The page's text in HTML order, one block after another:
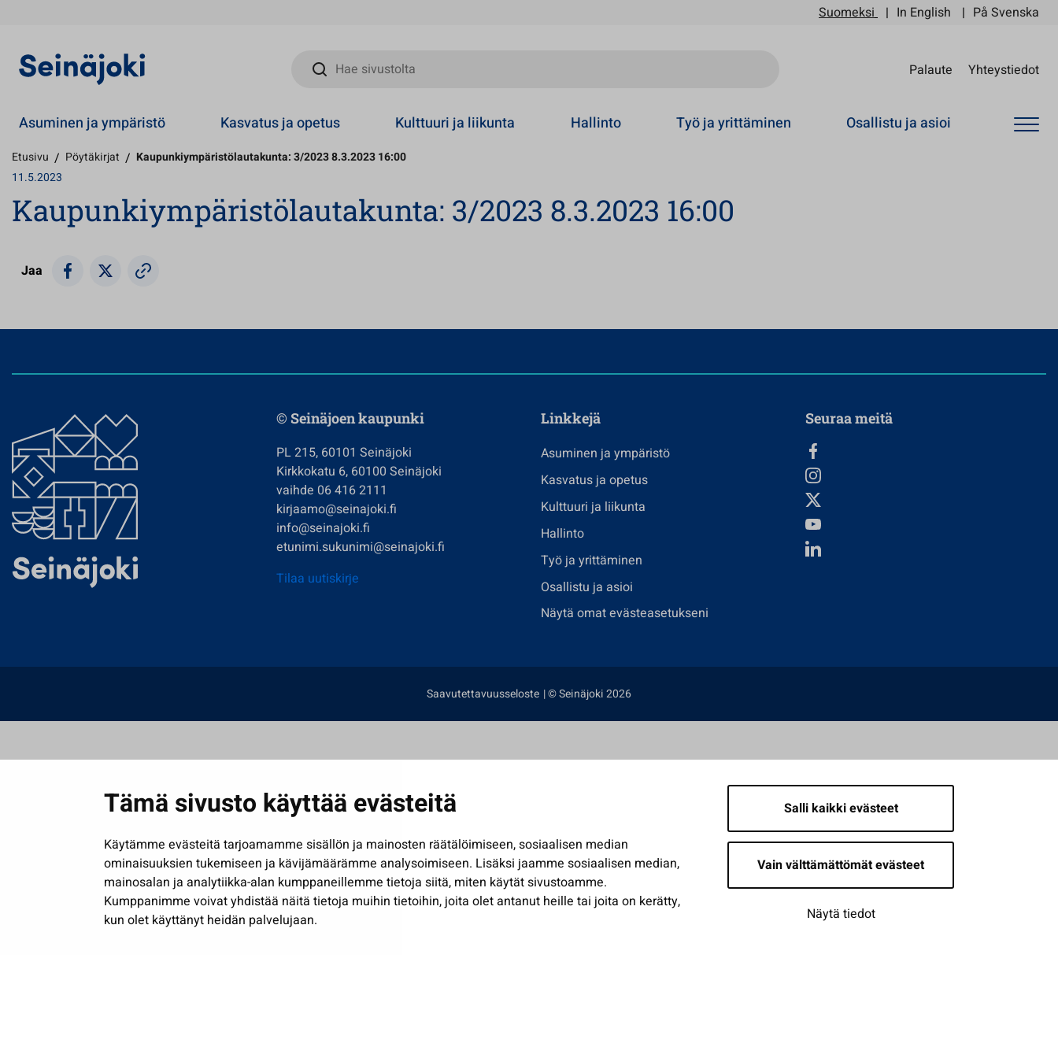
Tämä sivusto käyttää evästeitä
Käytämme evästeitä tarjoamamme sisällön ja mainosten räätälöimiseen, sosiaalisen median
ominaisuuksien tukemiseen ja kävijämäärämme analysoimiseen. Lisäksi jaamme sosiaalisen median,
mainosalan ja analytiikka-alan kumppaneillemme tietoja siitä, miten käytät sivustoamme.
Kumppanimme voivat yhdistää näitä tietoja muihin tietoihin, joita olet antanut heille tai joita on kerätty,
kun olet käyttänyt heidän palvelujaan.
Salli kaikki evästeet
Vain välttämättömät evästeet
Näytä tiedot
Suomeksi In English På Svenska
Hae sivustolta
Palaute Yhteystiedot
Asuminen ja ympäristö Kasvatus ja opetus Kulttuuri ja liikunta Hallinto Työ ja yrittäminen Osallistu ja asioi
Etusivu / Pöytäkirjat / Kaupunkiympäristölautakunta: 3/2023 8.3.2023 16:00
11.5.2023
Kaupunkiympäristölautakunta: 3/2023 8.3.2023 16:00
Jaa
© Seinäjoen kaupunki
PL 215, 60101 Seinäjoki
Kirkkokatu 6, 60100 Seinäjoki
vaihde 06 416 2111
kirjaamo@seinajoki.fi
info@seinajoki.fi
etunimi.sukunimi@seinajoki.fi
Tilaa uutiskirje
Linkkejä
Asuminen ja ympäristö
Kasvatus ja opetus
Kulttuuri ja liikunta
Hallinto
Työ ja yrittäminen
Osallistu ja asioi
Näytä omat evästeasetukseni
Seuraa meitä
Saavutettavuusseloste | © Seinäjoki 2026